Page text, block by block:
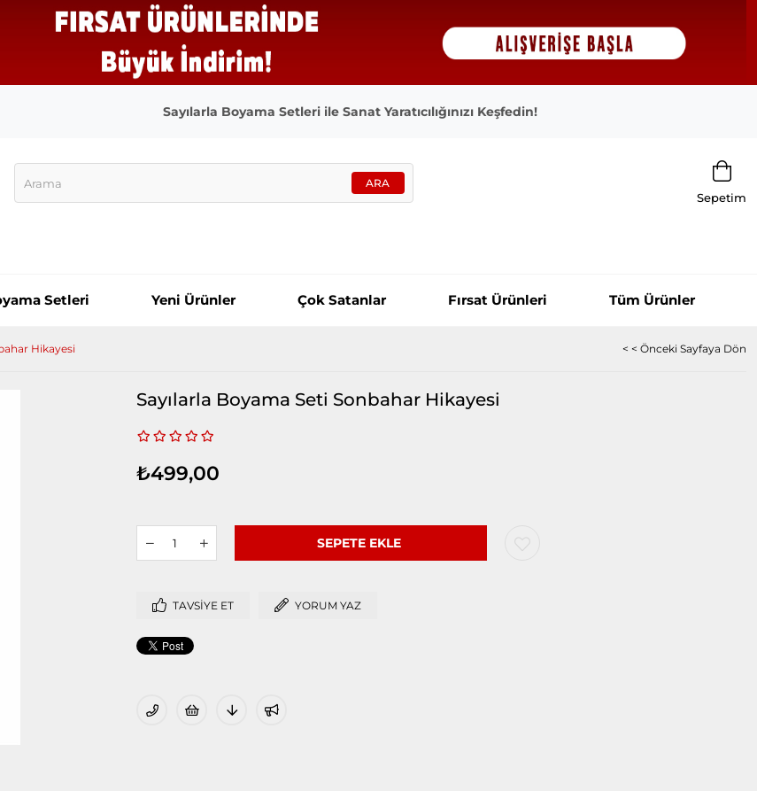
Sayılarla Boyama Setleri ile Sanat Yaratıcılığınızı Keşfedin!
Sepetim
Setleri Yeni Ürünler Çok Satanlar Fırsat Ürünleri Tüm Ürünler
Hikayesi < < Önceki Sayfaya Dön
Sayılarla Boyama Seti Sonbahar Hikayesi
₺499,00
TAVSIYE ET YORUM YAZ